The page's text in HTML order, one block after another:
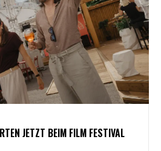
JETZT BEIM FILM FESTIVAL